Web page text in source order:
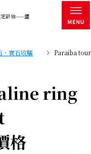
定評估——盡
・寶石收購 Paraiba
ring
格